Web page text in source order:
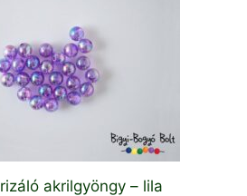
akrilgyöngy – lila